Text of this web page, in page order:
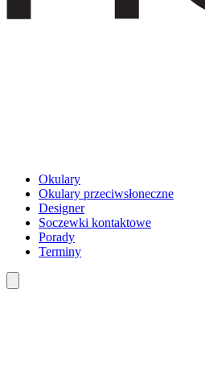
Okulary
Okulary przeciwsłoneczne
Designer
Soczewki kontaktowe
Porady
Terminy